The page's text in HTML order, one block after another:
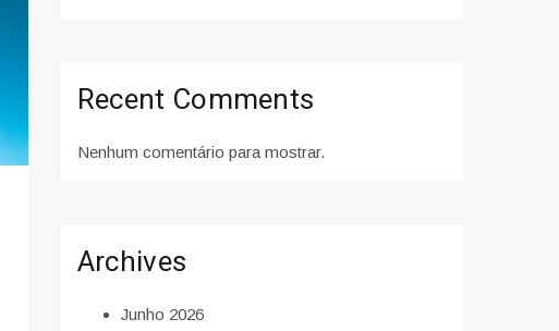
Recent Comments
Nenhum comentário para mostrar.
Archives
Junho 2026